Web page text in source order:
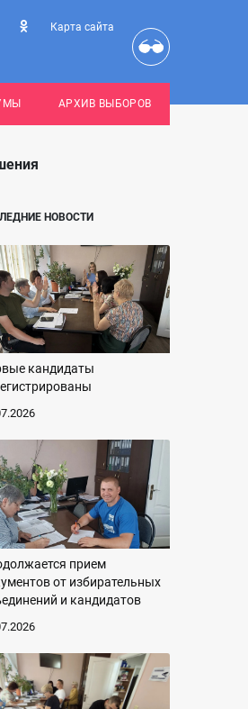
Карта сайта
АРХИВ ВЫБОРОВ
НОВОСТИ
кандидаты
прием
от избирательных
и кандидатов